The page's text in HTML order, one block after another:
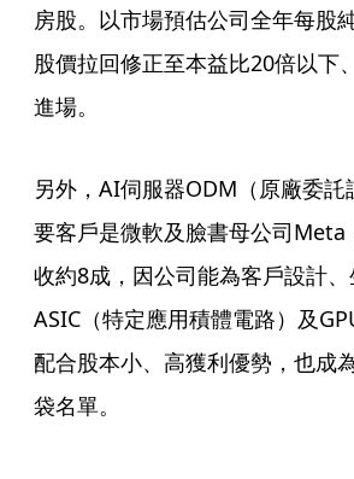
房股。以市場預估公司全年每股
股價拉回修正至本益比20倍以下
進場。
另外，AI伺服器ODM（原廠委
要客戶是微軟及臉書母公司Meta
收約8成，因公司能為客戶設計
ASIC（特定應用積體電路）及
配合股本小、高獲利優勢，也成
袋名單。